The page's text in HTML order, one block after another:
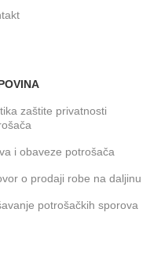
zaštite privatnosti
i obaveze potrošača
o prodaji robe na daljinu
potrošačkih sporova